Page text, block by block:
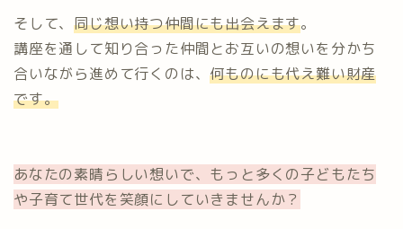
そして、同じ想い持つ仲間にも出会えます。
講座を通して知り合った仲間とお互いの想いを分かち
合いながら進めて行くのは、何ものにも代え難い財産
です。
あなたの素晴らしい想いで、もっと多くの子どもたち
や子育て世代を笑顔にしていきませんか？